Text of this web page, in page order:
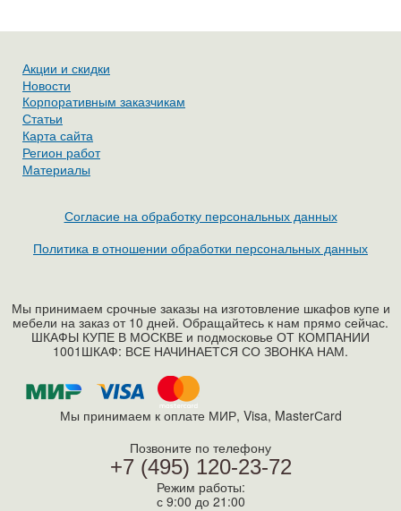
Акции и скидки
Новости
Корпоративным заказчикам
Статьи
Карта сайта
Регион работ
Материалы
Согласие на обработку персональных данных
Политика в отношении обработки персональных данных
Мы принимаем срочные заказы на изготовление шкафов купе и
мебели на заказ от 10 дней. Обращайтесь к нам прямо сейчас.
ШКАФЫ КУПЕ В МОСКВЕ и подмосковье ОТ КОМПАНИИ
1001ШКАФ: ВСЕ НАЧИНАЕТСЯ СО ЗВОНКА НАМ.
Мы принимаем к оплате МИР, Visa, MasterСard
Позвоните по телефону
+7 (495) 120-23-72
Режим работы:
с 9:00 до 21:00